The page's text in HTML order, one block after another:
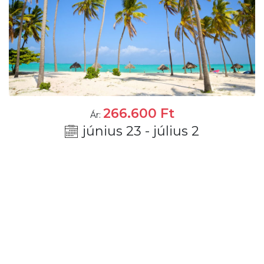
Ár: 266.600 Ft
június 23 - július 2